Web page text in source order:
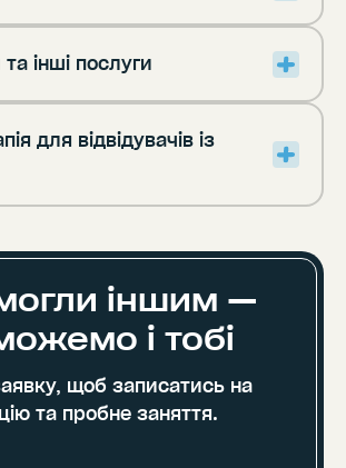
інші послуги
для відвідувачів із
іншим —
і тобі
щоб записатись на
та пробне заняття.